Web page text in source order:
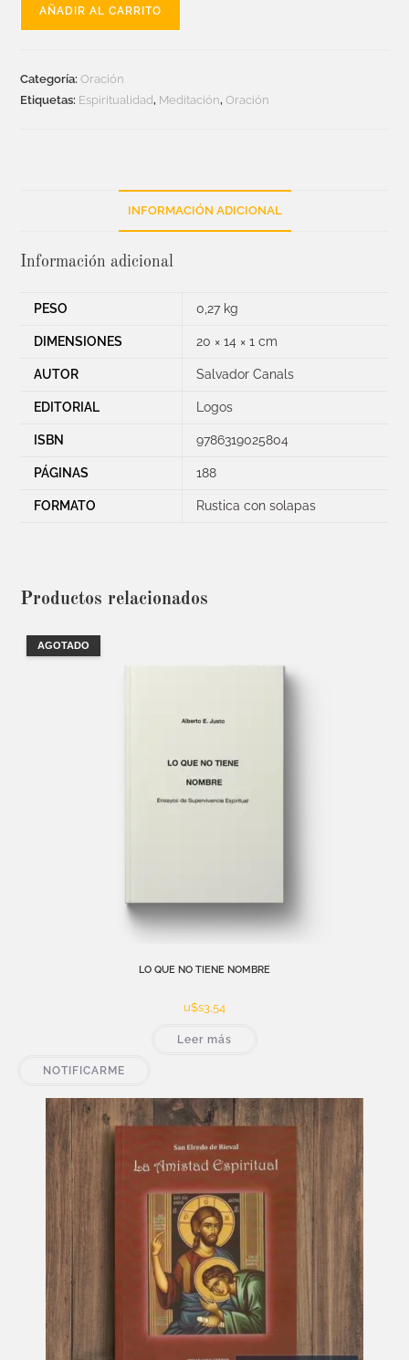
AÑADIR AL CARRITO
Categoría:Oración
Etiquetas: Espiritualidad, Meditación,Oración
INFORMACIÓN ADICIONAL
Información adicional
PESO 0,27 kg
DIMENSIONES 20 × 14 × 1 cm
AUTOR Salvador Canals
EDITORIAL Logos
ISBN 9786319025804
PÁGINAS 188
FORMATO Rustica con solapas
Productos relacionados
AGOTADO
LO QUE NO TIENE NOMBRE
u$s3,54
Leer más
NOTIFICARME